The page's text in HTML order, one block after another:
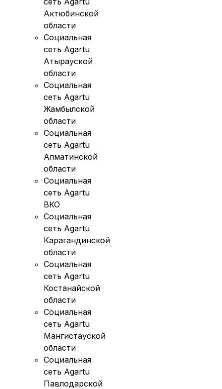
Актюбинской
области
Социальная
сеть Agartu
Атырауской
области
Социальная
сеть Agartu
Жамбылской
области
Социальная
сеть Agartu
Алматинской
области
Социальная
сеть Agartu
ВКО
Социальная
сеть Agartu
Карагандинской
области
Социальная
сеть Agartu
Костанайской
области
Социальная
сеть Agartu
Мангистауской
области
Социальная
сеть Agartu
Павлодарской